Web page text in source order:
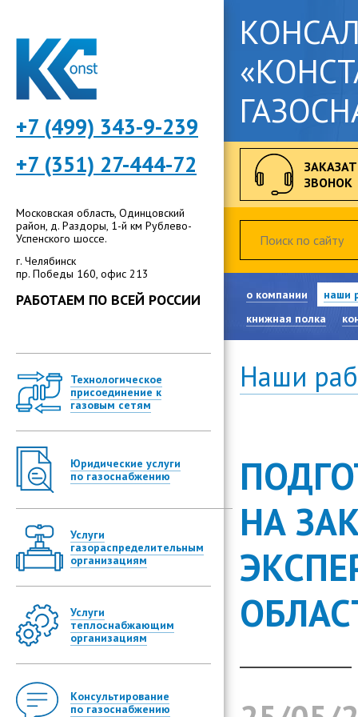
+7 (499) 343-9-239
+7 (351) 27-444-72
Московская область, Одинцовский
район, д. Раздоры, 1-й км Рублево-
Успенского шоссе.
г. Челябинск
пр. Победы 160, офис 213
РАБОТАЕМ ПО ВСЕЙ РОССИИ
Технологическое
присоединение к
газовым сетям
сетям
газа")
сетям
Анализ
Юридические услуги
по газоснабжению
сфере
Услуги
газораспределительным
организациям
ГРО
Услуги
теплоснабжающим
организациям
тепловую
Консультирование
по газоснабжению
ЗВОНОК
о компании
наши
книжная полка
Наши
НА